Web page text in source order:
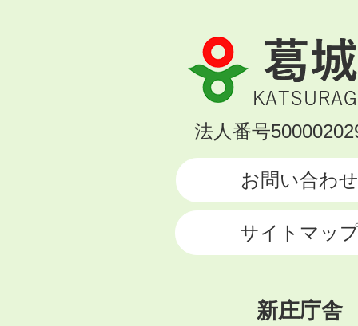
葛
城
市
KATSURAGI
法人番号
お問い合わせ
サイトマッ
新庄庁舎